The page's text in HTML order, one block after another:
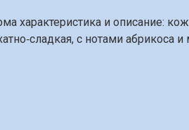
и описание:
с нотами абрикоса